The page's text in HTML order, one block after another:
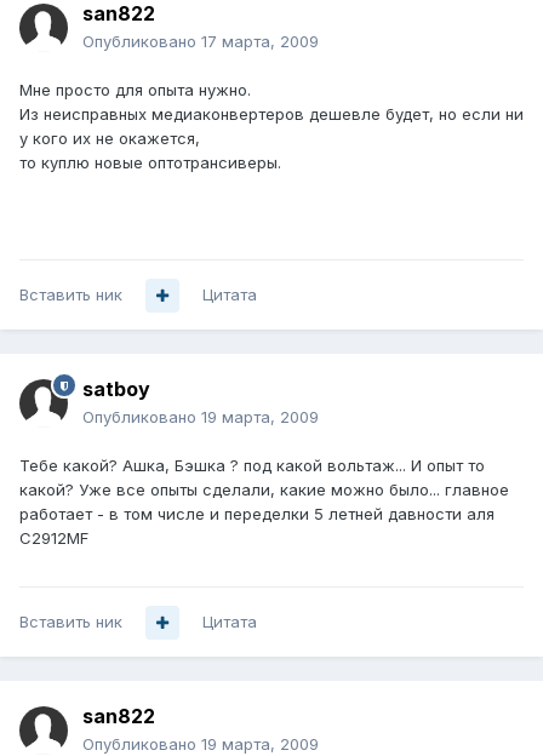
san822
Опубликовано 17 марта, 2009
Мне просто для опыта нужно.
Из неисправных медиаконвертеров дешевле будет, но если ни
у кого их не окажется,
то куплю новые оптотрансиверы.
Вставить ник Цитата
satboy
Опубликовано 19 марта, 2009
Тебе какой? Ашка, Бэшка ? под какой вольтаж... И опыт то
какой? Уже все опыты сделали, какие можно было... главное
работает - в том числе и переделки 5 летней давности аля
C2912MF
Вставить ник Цитата
san822
Опубликовано 19 марта, 2009